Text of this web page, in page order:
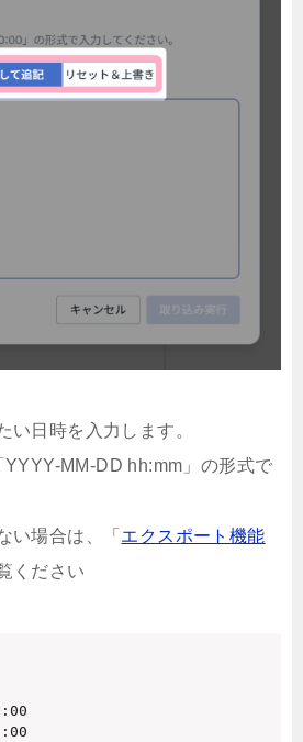
い日時を入力します。
YYYY-MM-DD hh:mm」の形式で
い場合は、「 エクスポート機能
ください